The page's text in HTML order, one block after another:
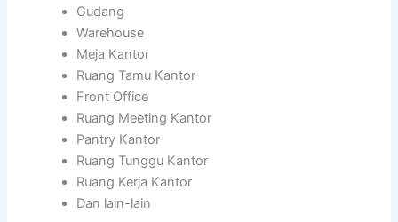
Gudang
Warehouse
Meja Kantor
Ruang Tamu Kantor
Front Office
Ruang Meeting Kantor
Pantry Kantor
Ruang Tunggu Kantor
Ruang Kerja Kantor
Dan lain-lain